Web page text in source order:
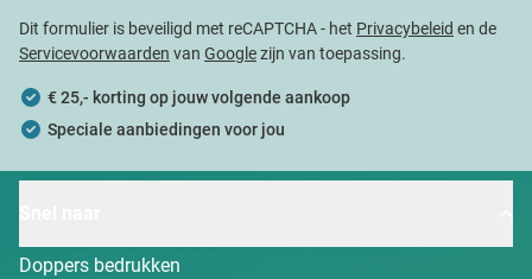
Dit formulier is beveiligd met reCAPTCHA - het Privacybeleid en de
Servicevoorwaarden van Googlezijn van toepassing.
€ 25,- korting op jouw volgende aankoop
Speciale aanbiedingen voor jou
Doppers bedrukken